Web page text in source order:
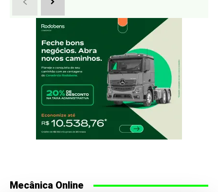
Mecânica Online